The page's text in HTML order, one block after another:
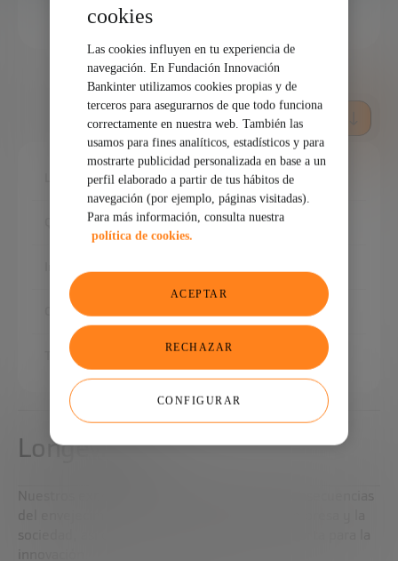
DESCARGA AQUÍ EL INFORME COMPLETO
Longevidad
Qué es longevidad
Oportunidades de la longevidad
Tareas de longevidad
Longevidad
del envejecimiento de la población para la empresa y la
cookies
Las cookies influyen en tu experiencia de
navegación. En Fundación Innovación
Bankinter utilizamos cookies propias y de
terceros para asegurarnos de que todo funciona
correctamente en nuestra web. También las
usamos para fines analíticos, estadísticos y para
mostrarte publicidad personalizada en base a un
perfil elaborado a partir de tus hábitos de
navegación (por ejemplo, páginas visitadas).
Para más información, consulta nuestra
política de cookies.
CONFIGURAR
RECHAZAR
ACEPTAR